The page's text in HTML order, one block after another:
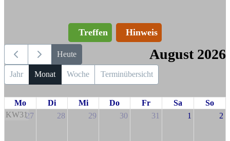
Treffen Hinweis
Heute August 2026
Jahr Monat Woche Terminübersicht
Mo Di Mi Do Fr Sa
So
KW3127 28 29 30 31 1 2